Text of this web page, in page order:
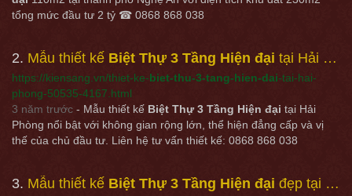
tổng mức đầu tư 2 tỷ ☎ 0868 868 038
2 Mẫu thiết kế Biệt Thự 3 Tầng Hiện đại tại Hải Phòng - Kiensang.vn
https://kiensang.vn/thiet-ke-biet-thu-3-tang-hien-dai-tai-hai-
phong-50535-4167.html
3 năm trước - Mẫu thiết kế Biệt Thự 3 Tầng Hiện đại tại Hải
Phòng nổi bật với không gian rộng lớn, thể hiện đẳng cấp và vị
thế của chủ đầu tư. Liên hệ tư vấn thiết kế: 0868 868 038
3 Mẫu thiết kế Biệt Thự 3 Tầng Hiện đại đẹp tại Lào Cai - Kiensang.vn